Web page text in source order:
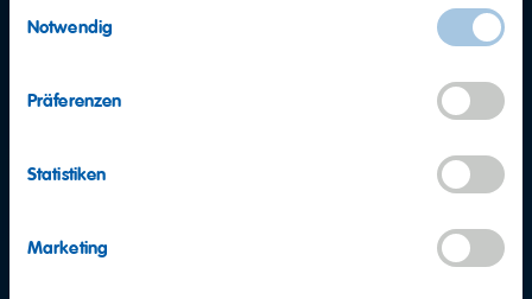
finden Sie detaillierten Informationen zur Verarbeitung
Ihrer Daten und zum Widerruf Ihrer Einwilligung. Unser Impressum finden Sie
Notwendig
Präferenzen
Statistiken
Marketing